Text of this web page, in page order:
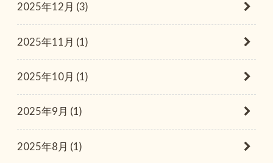
2025年12月 (3)
2025年11月 (1)
2025年10月 (1)
2025年9月 (1)
2025年8月 (1)